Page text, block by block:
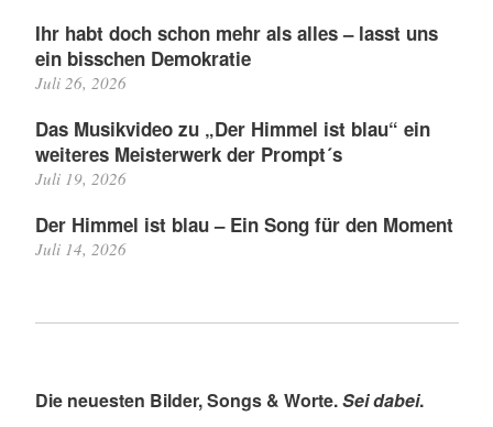
Ihr habt doch schon mehr als alles – lasst uns
ein bisschen Demokratie
Juli 26, 2026
Das Musikvideo zu „Der Himmel ist blau“ ein
weiteres Meisterwerk der Prompt´s
Juli 19, 2026
Der Himmel ist blau – Ein Song für den Moment
Juli 14, 2026
Die neuesten Bilder, Songs & Worte.Sei dabei.